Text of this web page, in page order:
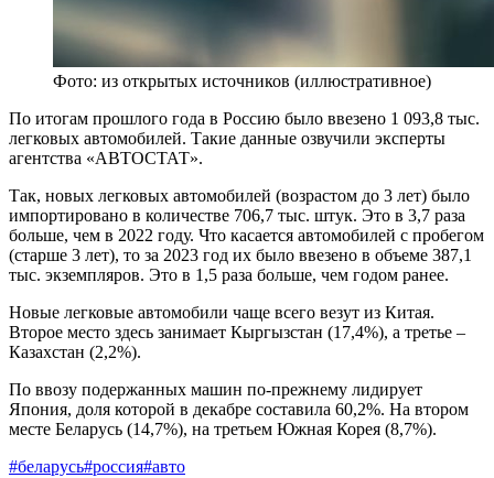
Фото: из открытых источников (иллюстративное)
По итогам прошлого года в Россию было ввезено 1 093,8 тыс.
легковых автомобилей. Такие данные озвучили эксперты
агентства «АВТОСТАТ».
Так, новых легковых автомобилей (возрастом до 3 лет) было
импортировано в количестве 706,7 тыс. штук. Это в 3,7 раза
больше, чем в 2022 году. Что касается автомобилей с пробегом
(старше 3 лет), то за 2023 год их было ввезено в объеме 387,1
тыс. экземпляров. Это в 1,5 раза больше, чем годом ранее.
Новые легковые автомобили чаще всего везут из Китая.
Второе место здесь занимает Кыргызстан (17,4%), а третье –
Казахстан (2,2%).
По ввозу подержанных машин по-прежнему лидирует
Япония, доля которой в декабре составила 60,2%. На втором
месте Беларусь (14,7%), на третьем Южная Корея (8,7%).
#беларусь#россия#авто